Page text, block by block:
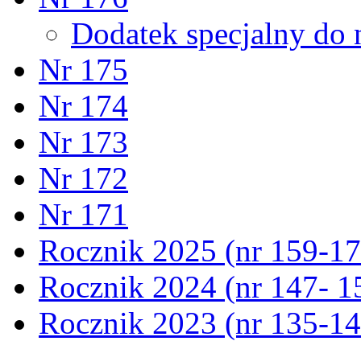
Dodatek specjalny
Nr 175
Nr 174
Nr 173
Nr 172
Nr 171
Rocznik 2025 (nr 159-
Rocznik 2024 (nr 147-
Rocznik 2023 (nr 135-